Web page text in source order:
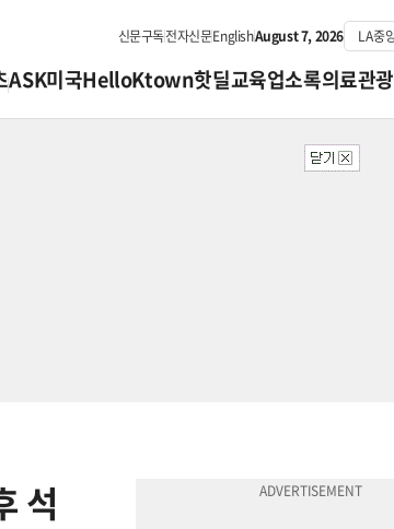
신문구독전자신문EnglishAugust 7, 2026
ASK미국HelloKtown핫딜교육업소록의료관광
석